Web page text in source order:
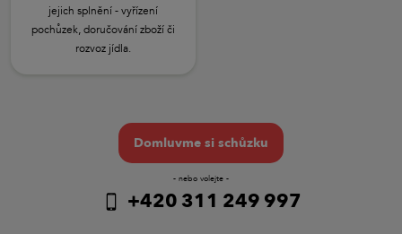
jejich splnění - vyřízení
pochůzek, doručování zboží či
rozvoz jídla.
Domluvme si schůzku
- nebo volejte -
+420 311 249 997